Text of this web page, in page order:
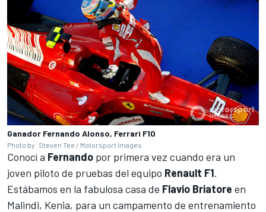
Ganador Fernando Alonso, Ferrari F10
Photo by: Steven Tee / Motorsport Images
Conocí a Fernando por primera vez cuando era un
joven piloto de pruebas del equipo Renault F1.
Estábamos en la fabulosa casa de Flavio Briatore en
Malindi, Kenia, para un campamento de entrenamiento